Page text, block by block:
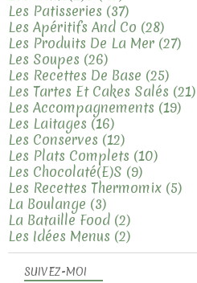
SUIVEZ-MOI
Les Patisseries (37)
Les Apéritifs And Co (28)
Les Produits De La Mer (27)
Les Soupes (26)
Les Recettes De Base (25)
Les Tartes Et Cakes Salés (21)
Les Accompagnements (19)
Les Laitages (16)
Les Conserves (12)
Les Plats Complets (10)
Les Chocolaté(e)s (9)
Les Recettes Thermomix (5)
La Boulange (3)
La Bataille Food (2)
Les Idées Menus (2)